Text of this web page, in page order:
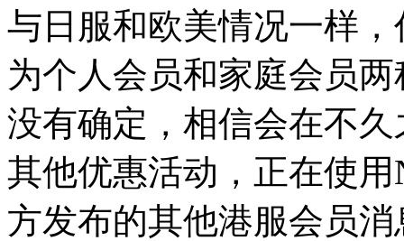
与日服和欧美情况一样
为个人会员和家庭会员
没有确定，相信会在不
其他优惠活动，正在使
方发布的其他港服会员消